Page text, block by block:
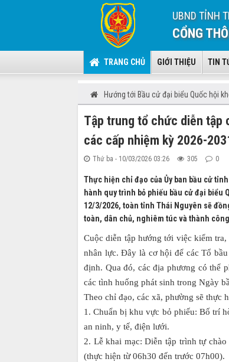
UBND TỈNH
CỔNG
TRANG CHỦ GIỚI THIỆU TIN
Hướng tới Bầu cử đại biểu Quốc hội
Tập trung tổ chức diễn tập
các cấp nhiệm kỳ 2026-
Thứ ba - 10/03/2026 03:26 305 0
Thực hiện chỉ đạo của Ủy ban bầu cử
hành quy trình bỏ phiếu bầu cử đại biểu
12/3/2026, toàn tỉnh Thái Nguyên sẽ
toàn, dân chủ, nghiêm túc và thành
Cuộc diễn tập hướng tới việc kiểm
nhân lực. Đây là cơ hội để các Tổ
định. Qua đó, các địa phương có thể
các tình huống phát sinh trong Ngày
Theo chỉ đạo, các xã, phường sẽ thực
1. Chuẩn bị khu vực bỏ phiếu: Bố trí
an ninh, y tế, điện lưới.
2. Lễ khai mạc: Diễn tập trình tự
(thực hiện từ 06h30 đến trước 07h00).